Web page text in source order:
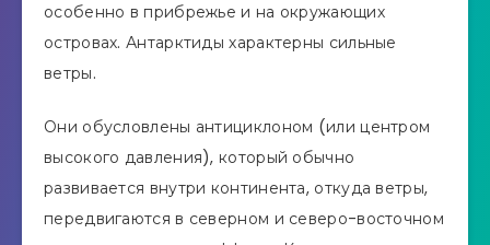
особенно в прибрежье и на окружающих
островах. Антарктиды характерны сильные
ветры.
Они обусловлены антициклоном (или центром
высокого давления), который обычно
развивается внутри континента, откуда ветры,
передвигаются в северном и северо-восточном